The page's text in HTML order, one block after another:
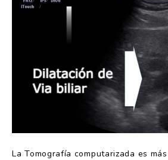
La Tomografía computarizada es